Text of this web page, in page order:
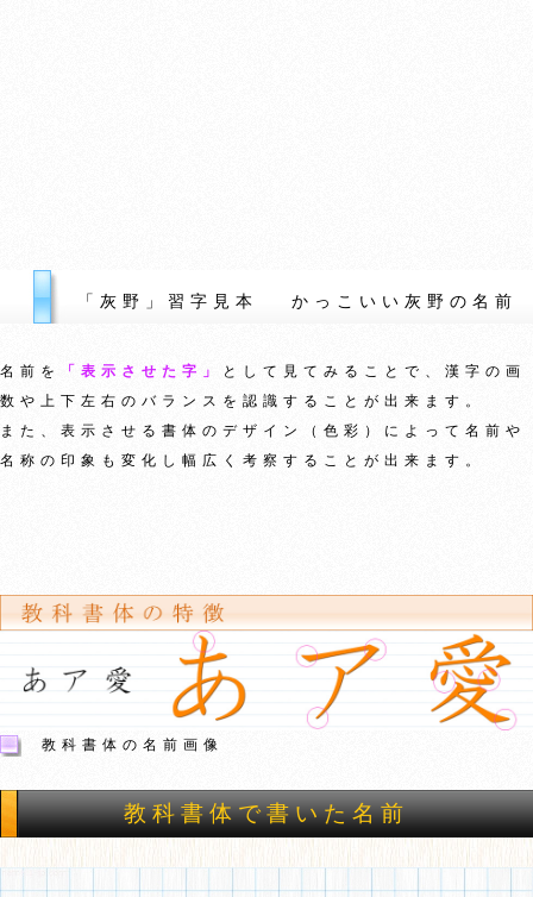
「灰野」習字見本 かっこいい灰野の名前
名前を 「表示させた字」
として見てみることで、漢字の画
数や上下左右のバランスを認識することが出来ます。
また、表示させる書体のデザイン（色彩）によって名前や
名称の印象も変化し幅広く考察することが出来ます。
教科書体の名前画像
教科書体で書いた名前